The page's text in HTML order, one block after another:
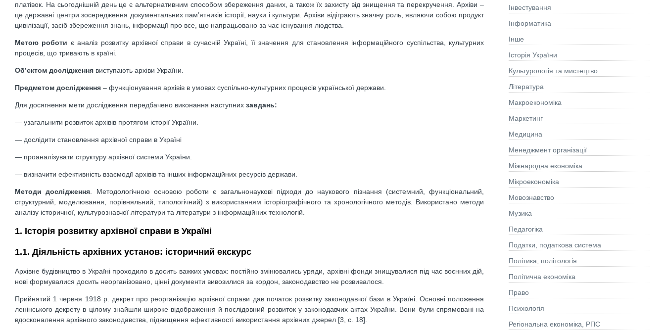
платівок. На сьогоднішній день це є альтернативним способом збереження даних, а також їх захисту від знищення та перекручення. Архіви –
це державні центри зосередження документальних пам’ятників історії, науки і культури. Архіви відіграють значну роль, являючи собою продукт
цивілізації, засіб збереження знань, інформації про все, що напрацьовано за час існування людства.
Метою роботи є аналіз розвитку архівної справи в сучасній Україні, її значення для становлення інформаційного суспільства, культурних
процесів, що тривають в країні.
Об’єктом дослідження виступають архіви України.
Предметом дослідження – функціонування архівів в умовах суспільно-культурних процесів української держави.
Для досягнення мети дослідження передбачено виконання наступних завдань:
— узагальнити розвиток архівів протягом історії України.
— дослідити становлення архівної справи в Україні
— проаналізувати структуру архівної системи України.
— визначити ефективність взаємодії архівів та інших інформаційних ресурсів держави.
Методи дослідження . Методологічною основою роботи є загальнонаукові підходи до наукового пізнання (системний, функціональний,
структурний, моделювання, порівняльний, типологічний) з використанням історіографічного та хронологічного методів. Використано методи
аналізу історичної, культурознавчої літератури та літератури з інформаційних технологій.
1. Історія розвитку архівної справи в Україні
1.1. Діяльність архівних установ: історичний екскурс
Архівне будівництво в Україні проходило в досить важких умовах: постійно змінювались уряди, архівні фонди знищувалися під час воєнних дій,
нові формувалися досить неорганізовано, цінні документи вивозилися за кордон, законодавство не розвивалося.
Прийнятий 1 червня 1918 р. декрет про реорганізацію архівної справи дав початок розвитку законодавчої бази в Україні. Основні положення
ленінського декрету в цілому знайшли широке відображення й послідовний розвиток у законодавчих актах України. Вони були спрямовані на
вдосконалення архівного законодавства, підвищення ефективності використання архівних джерел [3, с. 18].
Інвестування
Інформатика
Інше
Історія України
Культурологія та мистецтво
Літературa
Макроекономіка
Маркетинг
Медицина
Менеджмент організації
Міжнародна економіка
Мікроекономіка
Мовознавство
Музика
Педагогіка
Податки, податкова система
Політика, політологія
Політична економіка
Право
Психологія
Регіональна економіка, РПС